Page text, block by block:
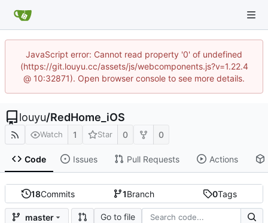
JavaScript error: Cannot read property '0' of undefined
(https://git.louyu.cc/assets/js/webcomponents.js?v=1.22.4
@ 10:32871). Open browser console to see more details.
louyu/RedHome_iOS
Watch 1 Star 0 0
Code Issues Pull Requests Actions
18Commits 1Branch 0Tags
master Go to file